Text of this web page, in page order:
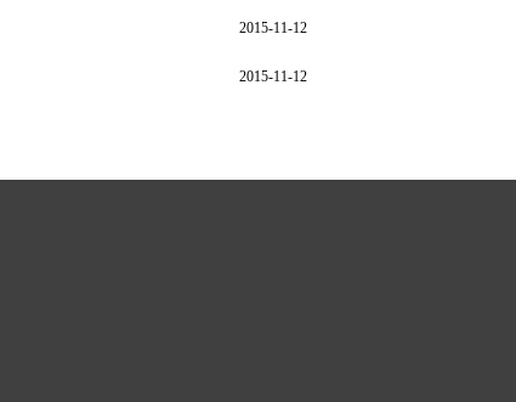
2015-11-12
2015-11-12